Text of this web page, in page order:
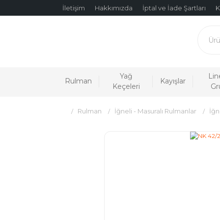
İletişim Hakkımızda İptal ve İade Şartları
Rulman
Yağ
Keçeleri
Kayışlar
Rulman İğneli - Masuralı Rulmanlar